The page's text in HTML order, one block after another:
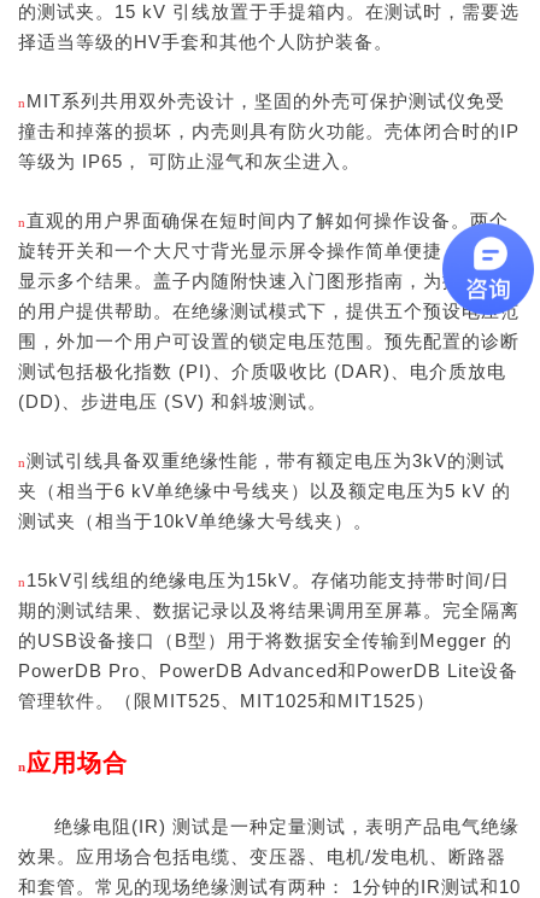
的测试夹。15 kV 引线放置于手提箱内。在测试时，需要选
择适当等级的HV手套和其他个人防护装备。
n MIT系列共用双外壳设计，坚固的外壳可保护测试仪免受
撞击和掉落的损坏，内壳则具有防火功能。壳体闭合时的IP
等级为 IP65， 可防止湿气和灰尘进入。
n直观的用户界面确保在短时间内了解如何操作设备。两个
旋转开关和一个大尺寸背光显示屏令操作简单便捷，可同时
显示多个结果。盖子内随附快速入门图形指南，为操作设备
的用户提供帮助。在绝缘测试模式下，提供五个预设电压范
围，外加一个用户可设置的锁定电压范围。预先配置的诊断
测试包括极化指数 (PI)、介质吸收比 (DAR)、电介质放电
(DD)、步进电压 (SV) 和斜坡测试。
n测试引线具备双重绝缘性能，带有额定电压为3kV的测试
夹（相当于6 kV单绝缘中号线夹）以及额定电压为5 kV 的
测试夹（相当于10kV单绝缘大号线夹）。
n 15kV引线组的绝缘电压为15kV。存储功能支持带时间/日
期的测试结果、数据记录以及将结果调用至屏幕。完全隔离
的USB设备接口（B型）用于将数据安全传输到Megger 的
PowerDB Pro、PowerDB Advanced和PowerDB Lite设备
管理软件。（限MIT525、MIT1025和MIT1525）
n应用场合
绝缘电阻(IR) 测试是一种定量测试，表明产品电气绝缘
效果。应用场合包括电缆、变压器、电机/发电机、断路器
和套管。常见的现场绝缘测试有两种： 1分钟的IR测试和10